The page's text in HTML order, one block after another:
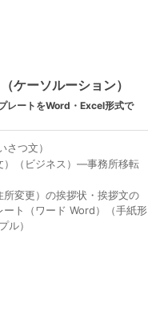
ケーソルーション）
レートをWord・Excel形式で
つ文）
）（ビジネス）―事務所移転
変更）の挨拶状・挨拶文の
ト（ワード Word）（手紙形
ル）